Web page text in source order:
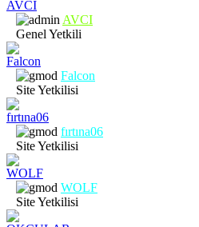
AVCI
Genel Yetkili
Falcon
Site Yetkilisi
fırtına06
Site Yetkilisi
WOLF
Site Yetkilisi